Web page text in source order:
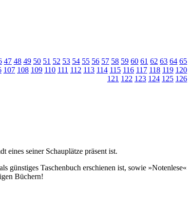
47 48 49 50 51 52 53 54 55 56 57 58 59 60 61 62 63 64 65
107 108 109 110 111 112 113 114 115 116 117 118 119 120
121 122 123 124 125 126
eines seiner Schauplätze präsent ist.
günstiges Taschenbuch erschienen ist, sowie »Notenlese«
Büchern!